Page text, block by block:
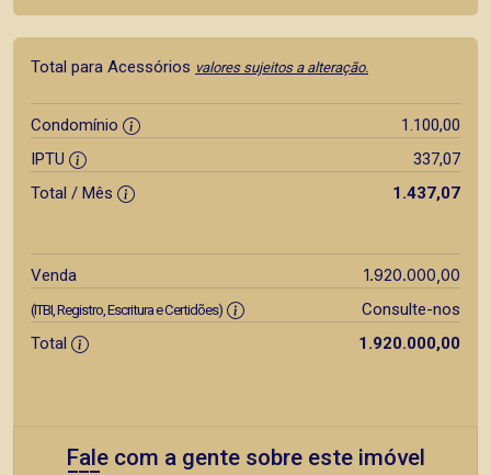
Total para Acessórios valores sujeitos a alteração.
Condomínio
1.100,00
IPTU
337,07
Total / Mês
1.437,07
Venda 1.920.000,00
(ITBI, Registro, Escritura e Certidões)
Consulte-nos
Total
1.920.000,00
Fale com a gente sobre este imóvel